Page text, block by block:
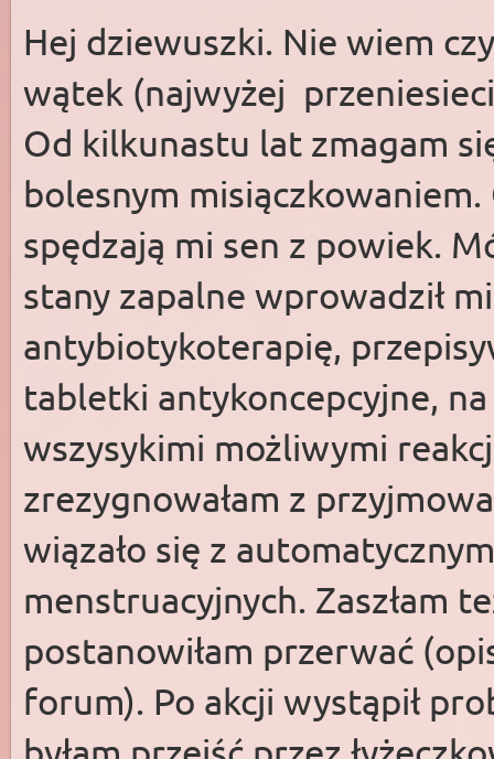
Hej dziewuszki. Nie wiem
wątek (najwyżej
Od kilkunastu lat zmagam
bolesnym misiączkowaniem.
spędzają mi sen z powiek.
stany zapalne wprowadził mi
antybiotykoterapię,
tabletki antykoncepcyjne,
wszysykimi możliwymi
zrezygnowałam z
wiązało się z
menstruacyjnych. Zaszłam
postanowiłam przerwać
forum). Po akcji wystąpił